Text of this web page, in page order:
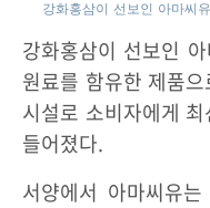
강화홍삼이 선보인 아마씨
강화홍삼이 선보인
원료를 함유한 제품
시설로 소비자에게
들어졌다.
서양에서 아마씨유